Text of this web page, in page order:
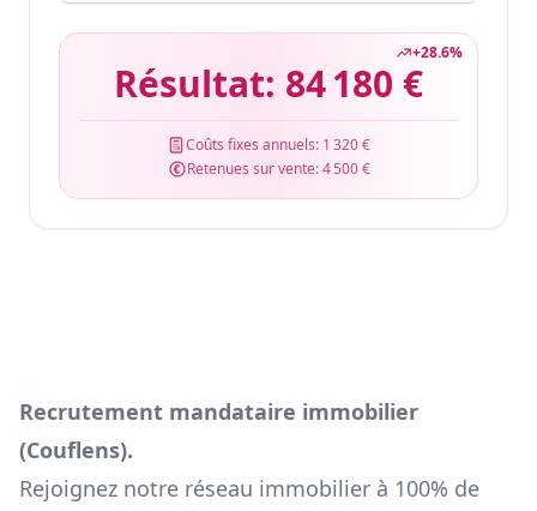
+28.6%
Résultat: 84 180 €
Coûts fixes annuels: 1 320 €
Retenues sur vente:4 500 €
Recrutement mandataire immobilier
(Couflens).
Rejoignez notre réseau immobilier à 100% de